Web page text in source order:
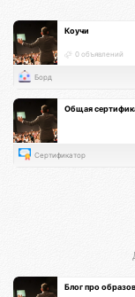
Коучи
0 объявлений
Борд
Общая
Сертификатор
Блог про